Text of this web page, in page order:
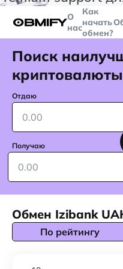
больше
О
нас
Как
начать
обмен?
Поиск
криптовалюты
Отдаю
Получаю
Обмен Izibank
По рейтингу